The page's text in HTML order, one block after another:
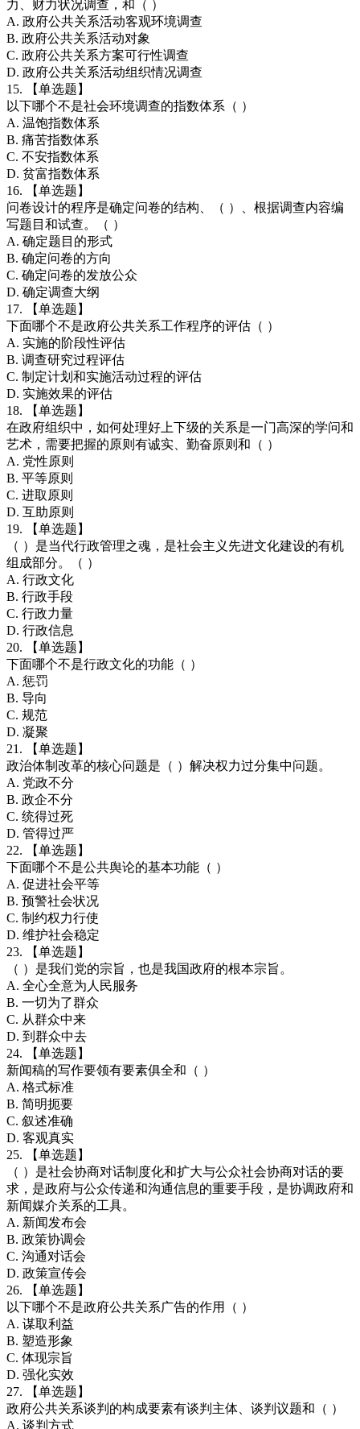
力、财力状况调查，和（ ）
A. 政府公共关系活动客观环境调查
B. 政府公共关系活动对象
C. 政府公共关系方案可行性调查
D. 政府公共关系活动组织情况调查
15. 【单选题】
以下哪个不是社会环境调查的指数体系（ ）
A. 温饱指数体系
B. 痛苦指数体系
C. 不安指数体系
D. 贫富指数体系
16. 【单选题】
问卷设计的程序是确定问卷的结构、（ ）、根据调查内容编
写题目和试查。（ ）
A. 确定题目的形式
B. 确定问卷的方向
C. 确定问卷的发放公众
D. 确定调查大纲
17. 【单选题】
下面哪个不是政府公共关系工作程序的评估（ ）
A. 实施的阶段性评估
B. 调查研究过程评估
C. 制定计划和实施活动过程的评估
D. 实施效果的评估
18. 【单选题】
在政府组织中，如何处理好上下级的关系是一门高深的学问和
艺术，需要把握的原则有诚实、勤奋原则和（ ）
A. 党性原则
B. 平等原则
C. 进取原则
D. 互助原则
19. 【单选题】
（ ）是当代行政管理之魂，是社会主义先进文化建设的有机
组成部分。（ ）
A. 行政文化
B. 行政手段
C. 行政力量
D. 行政信息
20. 【单选题】
下面哪个不是行政文化的功能（ ）
A. 惩罚
B. 导向
C. 规范
D. 凝聚
21. 【单选题】
政治体制改革的核心问题是（ ）解决权力过分集中问题。
A. 党政不分
B. 政企不分
C. 统得过死
D. 管得过严
22. 【单选题】
下面哪个不是公共舆论的基本功能（ ）
A. 促进社会平等
B. 预警社会状况
C. 制约权力行使
D. 维护社会稳定
23. 【单选题】
（ ）是我们党的宗旨，也是我国政府的根本宗旨。
A. 全心全意为人民服务
B. 一切为了群众
C. 从群众中来
D. 到群众中去
24. 【单选题】
新闻稿的写作要领有要素俱全和（ ）
A. 格式标准
B. 简明扼要
C. 叙述准确
D. 客观真实
25. 【单选题】
（ ）是社会协商对话制度化和扩大与公众社会协商对话的要
求，是政府与公众传递和沟通信息的重要手段，是协调政府和
新闻媒介关系的工具。
A. 新闻发布会
B. 政策协调会
C. 沟通对话会
D. 政策宣传会
26. 【单选题】
以下哪个不是政府公共关系广告的作用（ ）
A. 谋取利益
B. 塑造形象
C. 体现宗旨
D. 强化实效
27. 【单选题】
政府公共关系谈判的构成要素有谈判主体、谈判议题和（ ）
A. 谈判方式